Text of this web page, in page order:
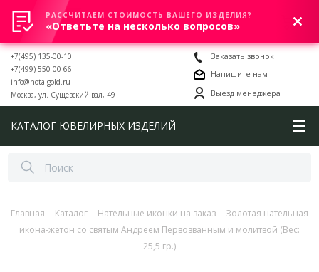
0
+7(495) 135-00-10
+7(499) 550-00-66
info@nota-gold.ru
Москва, ул. Сущевский вал, 49
Заказать звонок
Напишите нам
Выезд менеджера
КАТАЛОГ ЮВЕЛИРНЫХ ИЗДЕЛИЙ
Главная - Каталог - Нательные иконки на заказ - Золотая нательная
икона-жетон со святым Андреем Первозванным и молитвой (Вес:
25,5 гр.)
РАССЧИТАЕМ СТОИМОСТЬ ВАШЕГО ИЗДЕЛИЯ?
«Ответьте на несколько вопросов»